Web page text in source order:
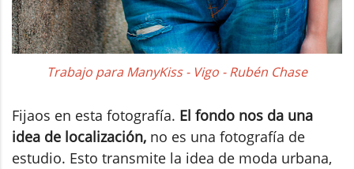
Trabajo para ManyKiss - Vigo - Rubén Chase
Fijaos en esta fotografía. El fondo nos da una
idea de localización, no es una fotografía de
estudio. Esto transmite la idea de moda urbana,